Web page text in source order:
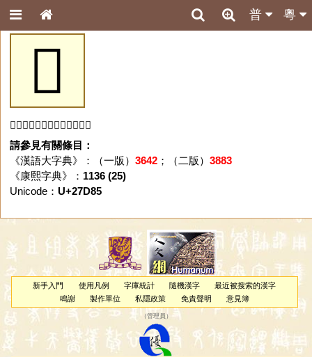
粵
普
𧶅
「𧶅」字未收錄於本資料庫。
請參見有關條目：
《漢語大字典》：（一版） 3642；（二版） 3883
《康熙字典》： 1136 (25)
Unicode： U+27D85
新手入門 使用凡例 字庫統計 隨機漢字
最近被搜索的漢字
鳴謝
製作單位 私隱政策 免責聲明 意見簿
（管理員 ）